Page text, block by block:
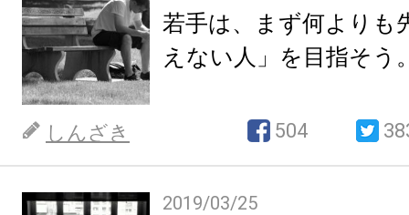
若手は、まず何よりも
えない人」を目指そう
しんざき 504
2019/03/25